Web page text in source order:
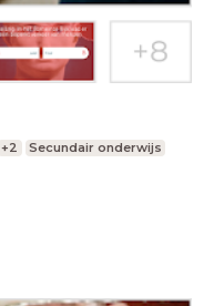
+2 Secundair onderwijs